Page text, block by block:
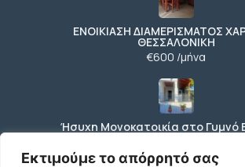
Εκτιμούμε το απόρρητό σας
ΕΝΟΙΚΙΑΣΗ ΔΙΑΜΕΡΙΣΜΑΤΟΣ
ΘΕΣΣΑΛΟΝΙΚΗ
€600 /μήνα
Ήσυχη Μονοκατοικία στο Γυμνό
Κοντά σε Θάλασσα &
€52 /μήνα